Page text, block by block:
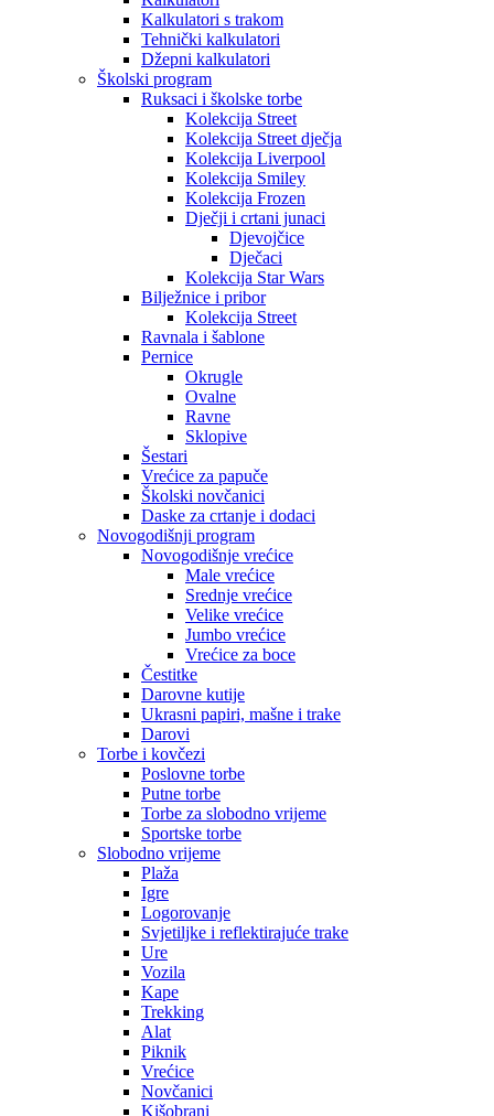
Kalkulatori s trakom
Tehnički kalkulatori
Džepni kalkulatori
Školski program
Ruksaci i školske torbe
Kolekcija Street
Kolekcija Street dječja
Kolekcija Liverpool
Kolekcija Smiley
Kolekcija Frozen
Dječji i crtani junaci
Djevojčice
Dječaci
Kolekcija Star Wars
Bilježnice i pribor
Kolekcija Street
Ravnala i šablone
Pernice
Okrugle
Ovalne
Ravne
Sklopive
Šestari
Vrećice za papuče
Školski novčanici
Daske za crtanje i dodaci
Novogodišnji program
Novogodišnje vrećice
Male vrećice
Srednje vrećice
Velike vrećice
Jumbo vrećice
Vrećice za boce
Čestitke
Darovne kutije
Ukrasni papiri, mašne i trake
Darovi
Torbe i kovčezi
Poslovne torbe
Putne torbe
Torbe za slobodno vrijeme
Sportske torbe
Slobodno vrijeme
Plaža
Igre
Logorovanje
Svjetiljke i reflektirajuće trake
Ure
Vozila
Kape
Trekking
Alat
Piknik
Vrećice
Novčanici
Kišobrani